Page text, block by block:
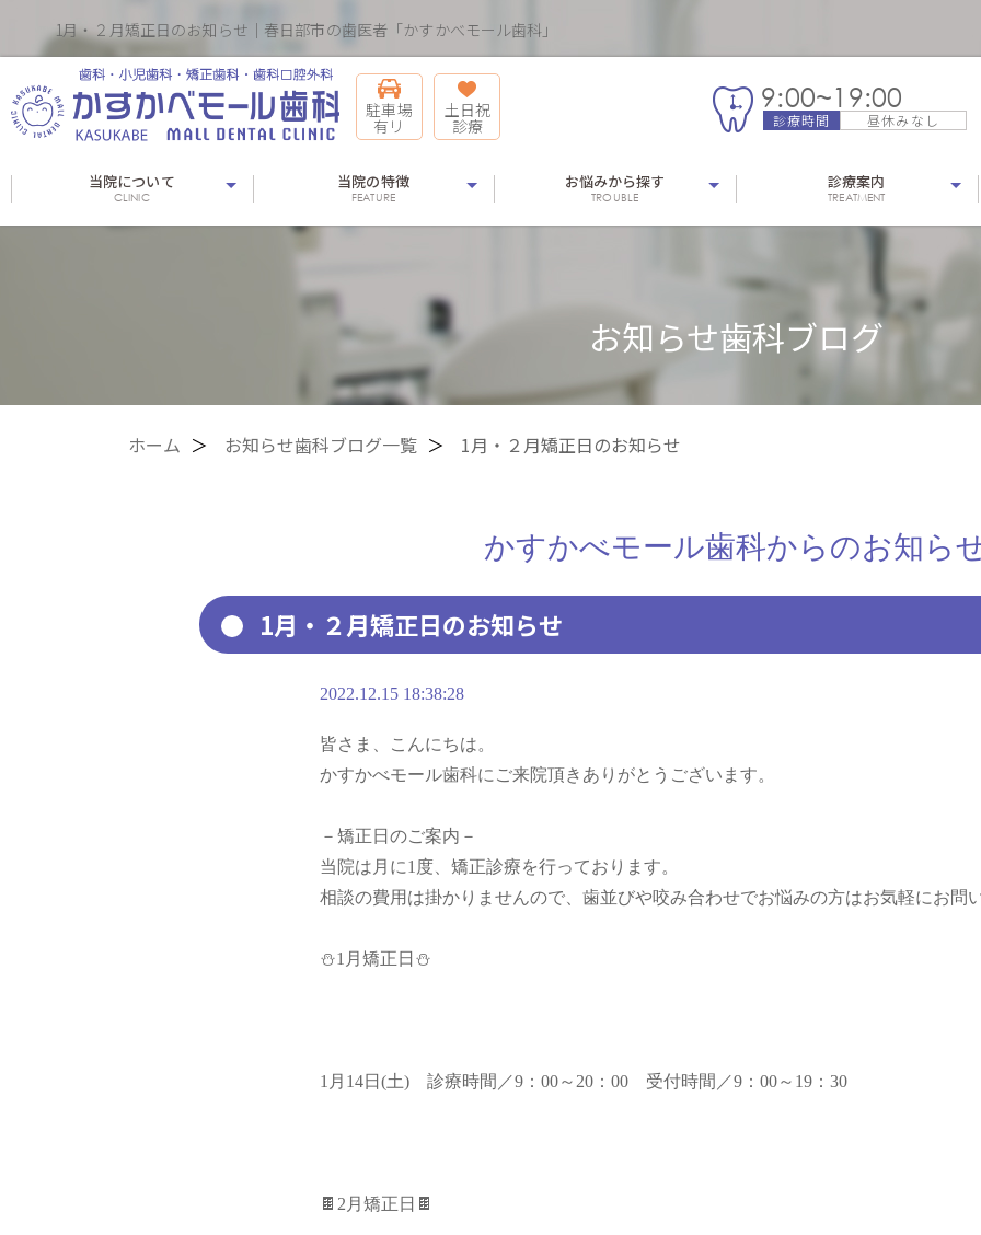
1月・２月矯正日のお知らせ｜春日部市の歯医者「かすかべモール歯科」
駐車場
有リ
土日祝
診療
9:00~19:00
診療時間 昼休みなし
当院について
CLINIC
当院の特徴
FEATURE
お悩みから探す
TROUBLE
診療案内
TREATMENT
お知らせ歯科ブログ
ホーム お知らせ歯科ブログ一覧 1月・２月矯正日のお知らせ
かすかべモール歯科からのお知ら
1月・２月矯正日のお知らせ
2022.12.15 18:38:28
皆さま、こんにちは。
かすかべモール歯科にご来院頂きありがとうございます。
－矯正日のご案内－
当院は月に1度、矯正診療を行っております。
相談の費用は掛かりませんので、歯並びや咬み合わせでお悩みの方はお気軽にお問
⛄1月矯正日⛄
1月14日(土) 診療時間／9：00～20：00 受付時間／9：00～19：30
🍫2月矯正日🍫